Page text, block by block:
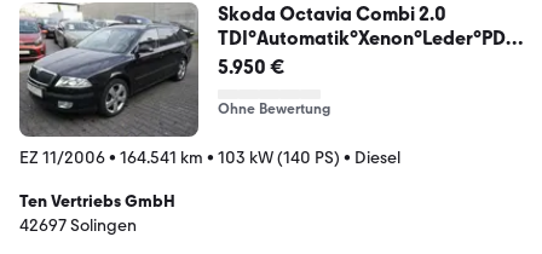
Skoda Octavia Combi 2.0
TDI°Automatik°Xenon°Leder°PDC
°
5.950 €
Ohne Bewertung
EZ 11/2006• 164.541 km • 103 kW (140 PS) • Diesel
Ten Vertriebs GmbH
42697 Solingen